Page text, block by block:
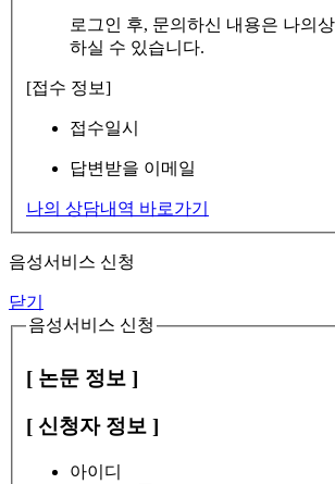
로그인 후, 문의하신 내용은 나의
하실 수 있습니다.
[접수 정보]
접수일시
답변받을 이메일
나의 상담내역 바로가기
음성서비스 신청
닫기
음성서비스 신청
[ 논문 정보 ]
[ 신청자 정보 ]
아이디